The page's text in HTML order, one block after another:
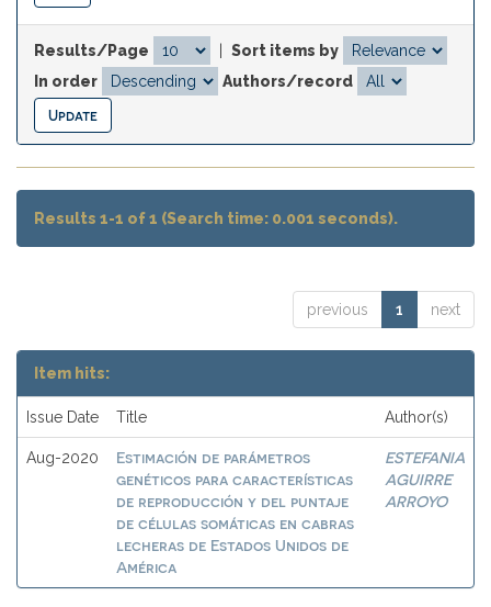
Results/Page
Sort items by
In order
Authors/record
Results 1-1 of 1 (Search time: 0.001 seconds).
previous 1 next
Item hits:
Issue Date Title Author(s)
Aug-2020
Estimación de parámetros
genéticos para características
de reproducción y del puntaje
de células somáticas en cabras
lecheras de Estados Unidos de
América
ESTEFANIA
AGUIRRE
ARROYO